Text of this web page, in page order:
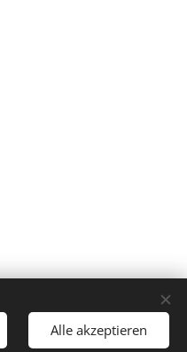
Alle akzeptieren